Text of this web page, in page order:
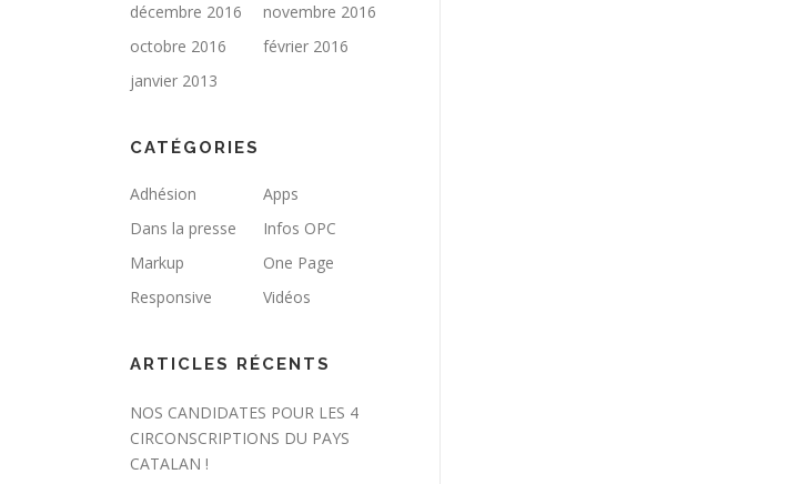
décembre 2016
novembre 2016
octobre 2016
février 2016
janvier 2013
CATÉGORIES
Adhésion
Apps
Dans la presse
Infos OPC
Markup
One Page
Responsive
Vidéos
ARTICLES RÉCENTS
NOS CANDIDATES POUR LES 4
CIRCONSCRIPTIONS DU PAYS
CATALAN !